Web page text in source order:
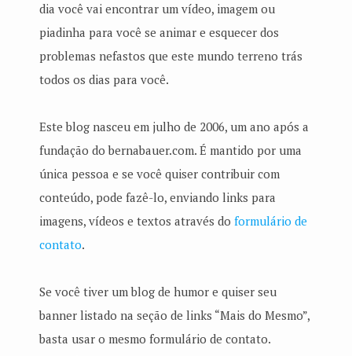
dia você vai encontrar um vídeo, imagem ou
piadinha para você se animar e esquecer dos
problemas nefastos que este mundo terreno trás
todos os dias para você.
Este blog nasceu em julho de 2006, um ano após a
fundação do bernabauer.com. É mantido por uma
única pessoa e se você quiser contribuir com
conteúdo, pode fazê-lo, enviando links para
imagens, vídeos e textos através do formulário de
contato.
Se você tiver um blog de humor e quiser seu
banner listado na seção de links “Mais do Mesmo”,
basta usar o mesmo formulário de contato.